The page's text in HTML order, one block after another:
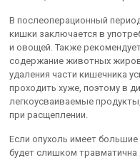
В послеоперационный
кишки заключается в
и овощей. Также
содержание животных
удаления части кишечника
проходить хуже, поэтому в
легкоусваиваемые
при расщеплении.
Если опухоль имеет
будет слишком травматична